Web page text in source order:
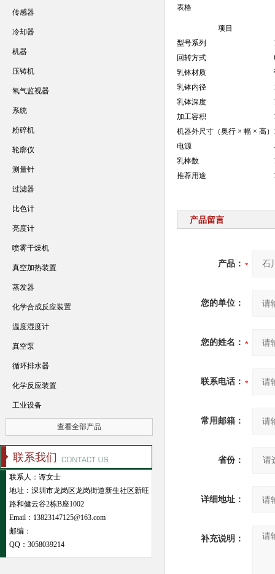
表格
项目
型号系列
回转方式
乳钵材质
乳钵内径
乳钵深度
加工容积
机器外尺寸（奥行 × 幅 × 高）
电源
乳棒数
推荐用途
产品留言
产品：
您的单位：
您的姓名：
联系电话：
常用邮箱：
省份：
详细地址：
补充说明：
传感器
冷却器
机器
压铸机
氧气监视器
系统
粉碎机
轮廓仪
测量针
过滤器
比色计
亮度计
喷雾干燥机
真空加热装置
蒸发器
化学合成反应装置
温度湿度计
真空泵
循环排水器
化学反应装置
工业设备
查看全部产品
联系我们
联系人：谭女士
地址：深圳市龙岗区龙岗街道新生社区新旺
路和健云谷2栋B座1002
Email：13823147125@163.com
邮编：
QQ： 3058039214